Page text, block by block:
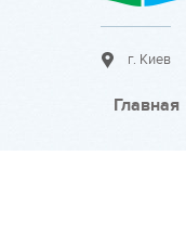
г. Киев
Главная